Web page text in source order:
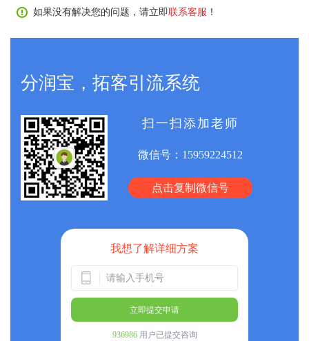
如果没有解决您的问题，请立即联系客服 ！
分润宝，拓客引流系统
扫一扫添加老师
微信号： 15959224512
点击复制微信号
我想了解详细方案
立即提交申请
936986用户已提交咨询